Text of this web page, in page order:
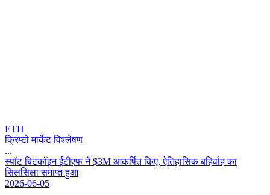
ETH
क्रिप्टो मार्केट विश्लेषण
...
सपट बटकइन ईटएफ न $3M आकरत कए, ऐतहसक बहरह क
सलसल समपत हआ
2026-06-05